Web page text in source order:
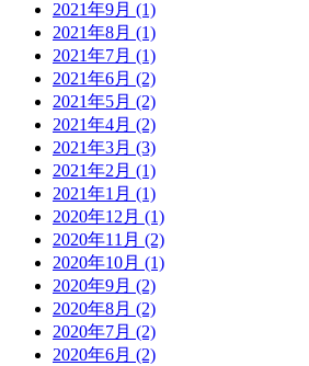
2021年9月 (1)
2021年8月 (1)
2021年7月 (1)
2021年6月 (2)
2021年5月 (2)
2021年4月 (2)
2021年3月 (3)
2021年2月 (1)
2021年1月 (1)
2020年12月 (1)
2020年11月 (2)
2020年10月 (1)
2020年9月 (2)
2020年8月 (2)
2020年7月 (2)
2020年6月 (2)